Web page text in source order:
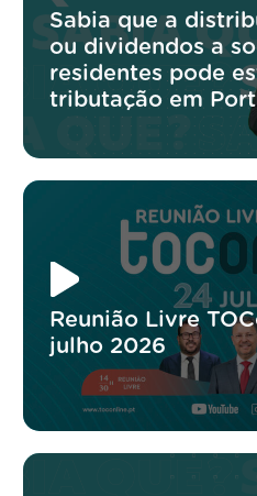
Sabia que a
ou dividendos a
residentes pode
tributação em
Reunião Livre
julho 2026